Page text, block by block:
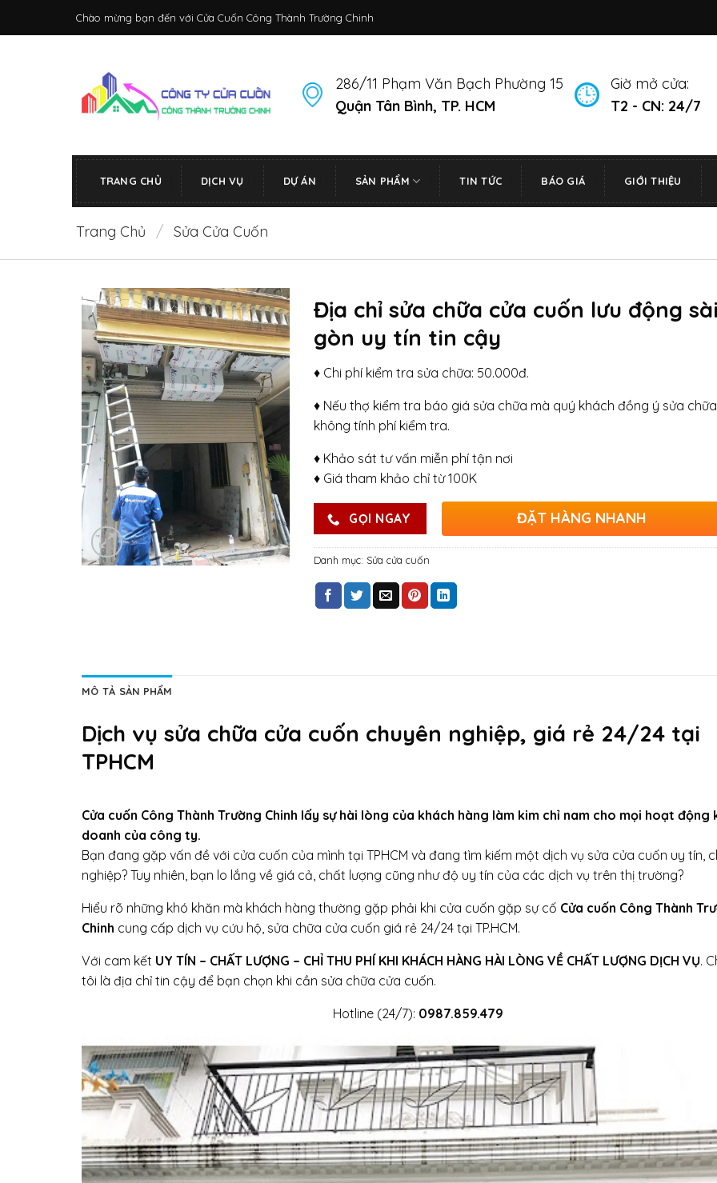
Chào mừng bạn đến với Cửa Cuốn Công Thành Trường Chinh
286/11 Phạm Văn Bạch Phường 15
Quận Tân Bình, TP. HCM
Giờ mở cửa:
T2 - CN: 24/7
TRANG CHỦ DỊCH VỤ DỰ ÁN SẢN PHẨM TIN TỨC BÁO GIÁ GIỚI THIỆU
Trang Chủ / Sửa Cửa Cuốn
Địa chỉ sửa chữa cửa cuốn lưu động sài
gòn uy tín tin cậy
♦ Chi phí kiểm tra sửa chữa: 50.000đ.
♦ Nếu thợ kiểm tra báo giá sửa chữa mà quý khách đồng ý sửa
không tính phí kiểm tra.
♦ Khảo sát tư vấn miễn phí tận nơi
♦ Giá tham khảo chỉ từ 100K
GỌI NGAY ĐẶT HÀNG NHANH
Danh mục: Sửa cửa cuốn
MÔ TẢ SẢN PHẨM
Dịch vụ sửa chữa cửa cuốn chuyên nghiệp, giá rẻ 24/24 tại
TPHCM
Cửa cuốn Công Thành Trường Chinh lấy sự hài lòng của khách hàng làm kim chỉ nam cho mọi hoạt động
doanh của công ty.
Bạn đang gặp vấn đề với cửa cuốn của mình tại TPHCM và đang tìm kiếm một dịch vụ sửa cửa cuốn uy tín,
nghiệp? Tuy nhiên, bạn lo lắng về giá cả, chất lượng cũng như độ uy tín của các dịch vụ trên thị trường?
Hiểu rõ những khó khăn mà khách hàng thường gặp phải khi cửa cuốn gặp sự cố Cửa cuốn Công Thành
Chinh cung cấp dịch vụ cứu hộ, sửa chữa cửa cuốn giá rẻ 24/24 tại TP.HCM.
Với cam kết UY TÍN – CHẤT LƯỢNG – CHỈ THU PHÍ KHI KHÁCH HÀNG HÀI LÒNG VỀ CHẤT LƯỢNG DỊCH VỤ.
tôi là địa chỉ tin cậy để bạn chọn khi cần sửa chữa cửa cuốn.
Hotline (24/7): 0987.859.479